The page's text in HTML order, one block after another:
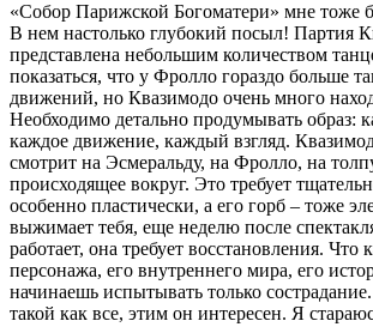
«Собор Парижской Богоматери» мне тоже
В нем настолько глубокий посыл! Партия
представлена небольшим количеством
показаться, что у Фролло гораздо больше
движений, но Квазимодо очень много
Необходимо детально продумывать образ:
каждое движение, каждый взгляд.
смотрит на Эсмеральду, на Фролло, на
происходящее вокруг. Это требует
особенно пластически, а его горб – тоже
выжимает тебя, еще неделю после
работает, она требует восстановления. Что
персонажа, его внутреннего мира, его
начинаешь испытывать только
такой как все, этим он интересен. Я